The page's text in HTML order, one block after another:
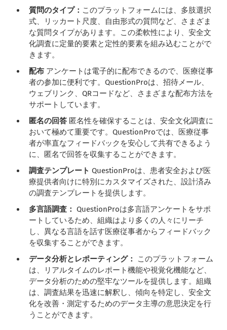
質問のタイプ： このプラットフォームには、多肢選択
式、リッカート尺度、自由形式の質問など、さまざま
な質問タイプがあります。この柔軟性により、安全文
化調査に定量的要素と定性的要素を組み込むことがで
きます。
配布 アンケートは電子的に配布できるので、医療従事
者の参加に便利です。QuestionProは、招待メール、
ウェブリンク、QRコードなど、さまざまな配布方法を
サポートしています。
匿名の回答 匿名性を確保することは、安全文化調査に
おいて極めて重要です。QuestionProでは、医療従事
者が率直なフィードバックを安心して共有できるよう
に、匿名で回答を収集することができます。
調査テンプレートQuestionProは、患者安全および医
療提供者向けに特別にカスタマイズされた、設計済み
の調査テンプレートを提供します。
多言語調査：QuestionProは多言語アンケートをサポ
ートしているため、組織はより多くの人々にリーチ
し、異なる言語を話す医療従事者からフィードバック
を収集することができます。
データ分析とレポーティング： このプラットフォーム
は、リアルタイムのレポート機能や視覚化機能など、
データ分析のための堅牢なツールを提供します。組織
は、調査結果を迅速に解釈し、傾向を特定し、安全文
化を改善・測定するためのデータ主導の意思決定を行
うことができます。